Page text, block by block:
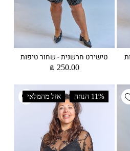
טישירט חרשנית - שחור טיפות
מחיר
250.00 ₪
Add wishlist
wishlist 11% הנחה אזל מהמלאי